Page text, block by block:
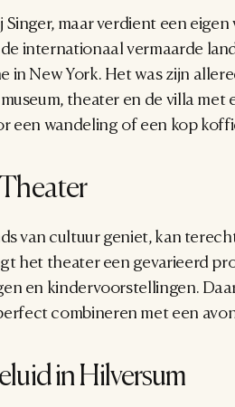
maar verdient een
internationaal vermaarde
in New York. Het was zijn
theater en de villa met
een wandeling of een kop
van cultuur geniet, kan
het theater een gevarieerd
en kindervoorstellingen.
combineren met een
in Hilversum